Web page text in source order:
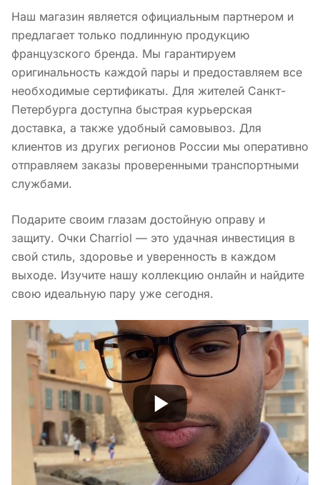
Наш магазин является официальным партнером и
предлагает только подлинную продукцию
французского бренда. Мы гарантируем
оригинальность каждой пары и предоставляем все
необходимые сертификаты. Для жителей Санкт-
Петербурга доступна быстрая курьерская
доставка, а также удобный самовывоз. Для
клиентов из других регионов России мы оперативно
отправляем заказы проверенными транспортными
службами.
Подарите своим глазам достойную оправу и
защиту. Очки Charriol — это удачная инвестиция в
свой стиль, здоровье и уверенность в каждом
выходе. Изучите нашу коллекцию онлайн и найдите
свою идеальную пару уже сегодня.